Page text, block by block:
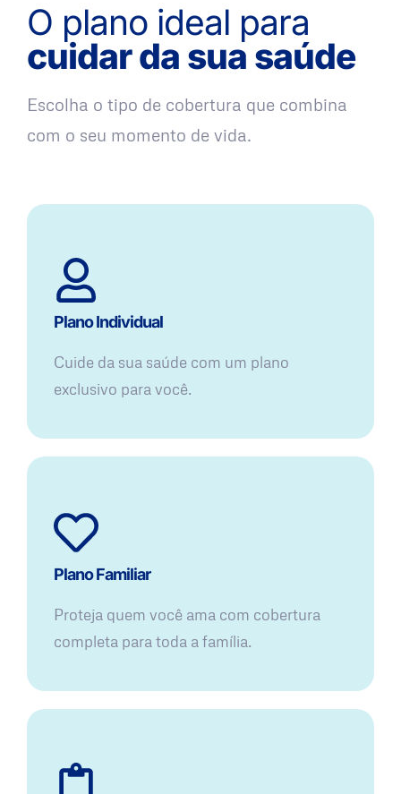
O plano ideal para
cuidar da sua saúde
Escolha o tipo de cobertura que combina
com o seu momento de vida.
Plano Individual
Cuide da sua saúde com um plano
exclusivo para você.
Plano Familiar
Proteja quem você ama com cobertura
completa para toda a família.